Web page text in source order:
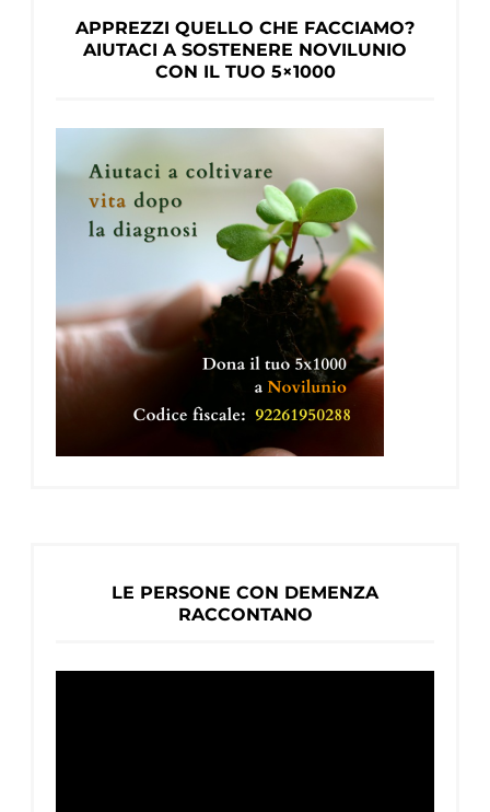
APPREZZI QUELLO CHE FACCIAMO?
AIUTACI A SOSTENERE NOVILUNIO
CON IL TUO 5×1000
LE PERSONE CON DEMENZA
RACCONTANO